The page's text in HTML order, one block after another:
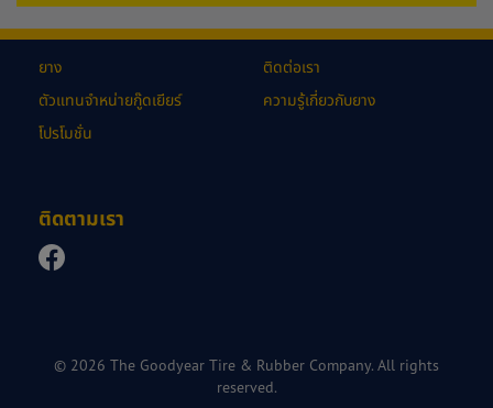
ยาง
ตัวแทนจำหน่ายกู๊ดเยียร์
โปรโมชั่น
ติดต่อเรา
ความรู้เกี่ยวกับยาง
ติดตามเรา
© 2026 The Goodyear Tire & Rubber Company. All rights
reserved.